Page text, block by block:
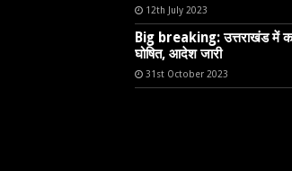
12th July 2023
Big breaking: उत्तराखंड में
घोषित, आदेश जारी
31st October 2023